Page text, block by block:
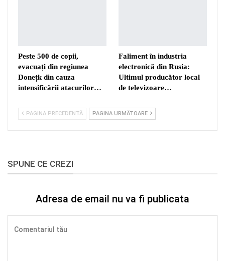
Peste 500 de copii,
evacuați din regiunea
Donețk din cauza
intensificării atacurilor…
Faliment în industria
electronică din Rusia:
Ultimul producător local
de televizoare…
PAGINA PRECEDENTĂ PAGINA URMĂTOARE
SPUNE CE CREZI
Adresa de email nu va fi publicata